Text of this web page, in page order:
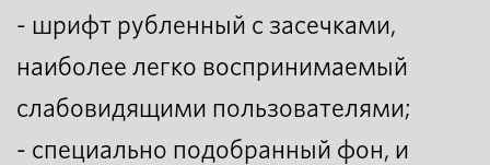
- шрифт рубленный с засечками,
наиболее легко воспринимаемый
слабовидящими пользователями;
- специально подобранный фон, и